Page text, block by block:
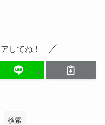
してね！
検索